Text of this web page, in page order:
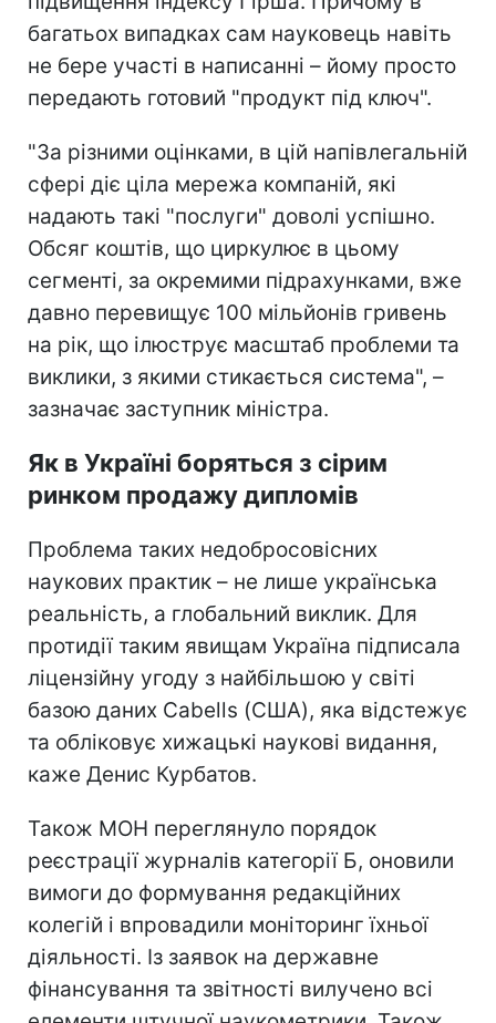
багатьох випадках сам науковець навіть
не бере участі в написанні – йому просто
передають готовий "продукт під ключ".
"За різними оцінками, в цій напівлегальній
сфері діє ціла мережа компаній, які
надають такі "послуги" доволі успішно.
Обсяг коштів, що циркулює в цьому
сегменті, за окремими підрахунками, вже
давно перевищує 100 мільйонів гривень
на рік, що ілюструє масштаб проблеми та
виклики, з якими стикається система", –
зазначає заступник міністра.
Як в Україні боряться з сірим
ринком продажу дипломів
Проблема таких недобросовісних
наукових практик – не лише українська
реальність, а глобальний виклик. Для
протидії таким явищам Україна підписала
ліцензійну угоду з найбільшою у світі
базою даних Cabells (США), яка відстежує
та обліковує хижацькі наукові видання,
каже Денис Курбатов.
Також МОН переглянуло порядок
реєстрації журналів категорії Б, оновили
вимоги до формування редакційних
колегій і впровадили моніторинг їхньої
діяльності. Із заявок на державне
фінансування та звітності вилучено всі